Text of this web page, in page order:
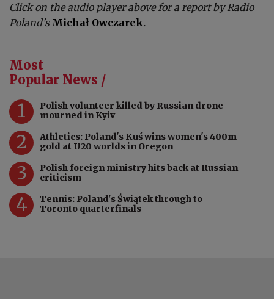
Click on the audio player above for a report by Radio
Poland's Michał Owczarek.
Most
Popular News /
1
Polish volunteer killed by Russian drone
mourned in Kyiv
2
Athletics: Poland's Kuś wins women's 400m
gold at U20 worlds in Oregon
3
Polish foreign ministry hits back at Russian
criticism
4
Tennis: Poland's Świątek through to
Toronto quarterfinals